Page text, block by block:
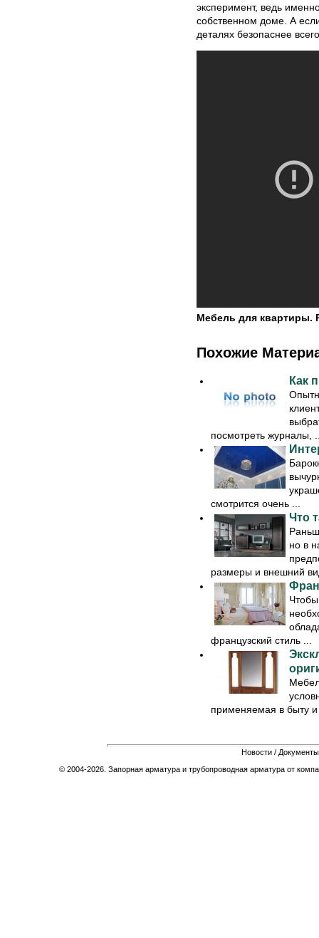
эксперимент, ведь
собственном доме. А
деталях безопаснее
Мебель для квартиры.
Похожие
Как
посмотреть журналы,
смотрится очень ...
Что
но в
размеры и внешний
французский стиль ...
применяемая в быту
Новости / Документы
© 2004-2026. Запорная арматура и трубопроводная арматура от